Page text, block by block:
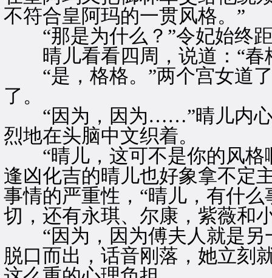
不符合皇阿玛的一贯风格。”
“那是为什么？”令妃始终距
晴儿看看四周，说道：“春
“是，格格。”两个宫女道了
了。
“因为，因为……”晴儿内心
烈地在头脑中文织着。
“晴儿，这可不是你的风格
逢凶化吉的晴儿也好象拿不定
事情的严重性，“晴儿，有什
切，还有永琪、尔康，紫薇和
“因为，因为傅夫人就是另
脱口而出，话音刚落，她立刻